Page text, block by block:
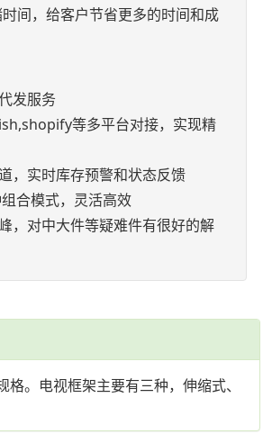
间，给客户节省更多的时间和成
发服务
等多平台对接，实现精
，实时库存预警和状态反馈
合模式，灵活高效
，对中大件等疑难件有很好的解
。电视框架主要有三种，伸缩式、